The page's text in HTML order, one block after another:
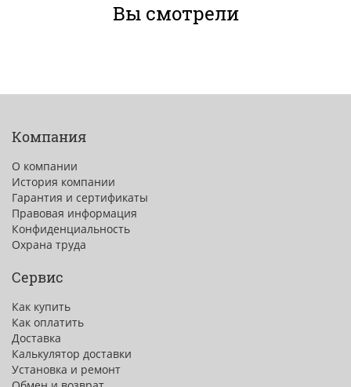
Вы смотрели
Компания
О компании
История компании
Гарантия и сертификаты
Правовая информация
Конфиденциальность
Охрана труда
Сервис
Как купить
Как оплатить
Доставка
Калькулятор доставки
Установка и ремонт